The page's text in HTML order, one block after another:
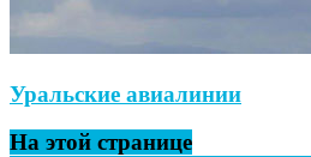
Уральские авиалинии
На этой странице